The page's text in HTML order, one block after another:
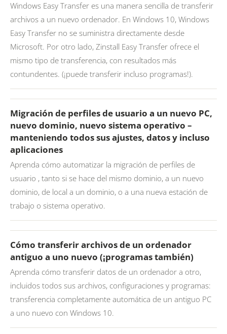
Windows Easy Transfer es una manera sencilla de transferir
archivos a un nuevo ordenador. En Windows 10, Windows
Easy Transfer no se suministra directamente desde
Microsoft. Por otro lado, Zinstall Easy Transfer ofrece el
mismo tipo de transferencia, con resultados más
contundentes. (¡puede transferir incluso programas!).
Migración de perfiles de usuario a un nuevo PC,
nuevo dominio, nuevo sistema operativo –
manteniendo todos sus ajustes, datos y incluso
aplicaciones
Aprenda cómo automatizar la migración de perfiles de
usuario , tanto si se hace del mismo dominio, a un nuevo
dominio, de local a un dominio, o a una nueva estación de
trabajo o sistema operativo.
Cómo transferir archivos de un ordenador
antiguo a uno nuevo (¡programas también)
Aprenda cómo transferir datos de un ordenador a otro,
incluidos todos sus archivos, configuraciones y programas:
transferencia completamente automática de un antiguo PC
a uno nuevo con Windows 10.